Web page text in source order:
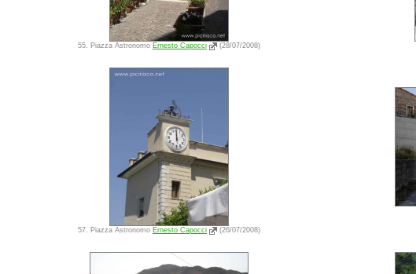
55. Piazza Astronomo Ernesto Capocci (28/07/2008)
57. Piazza Astronomo Ernesto Capocci (26/07/2008)